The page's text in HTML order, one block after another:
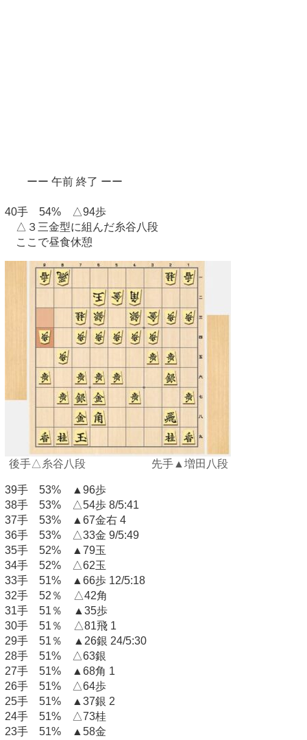
ーー 午前 終了 ーー
40手 54% △94歩
△３三金型に組んだ糸谷八段
ここで昼食休憩
後手△糸谷八段 先手▲増田八段
39手 53% ▲96歩
38手 53% △54歩 8/5:41
37手 53% ▲67金右 4
36手 53% △33金 9/5:49
35手 52% ▲79玉
34手 52% △62玉
33手 51% ▲66歩 12/5:18
32手 52％ △42角
31手 51％ ▲35歩
30手 51％ △81飛 1
29手 51％ ▲26銀 24/5:30
28手 51% △63銀
27手 51% ▲68角 1
26手 51% △64歩
25手 51% ▲37銀 2
24手 51% △73桂
23手 51% ▲58金